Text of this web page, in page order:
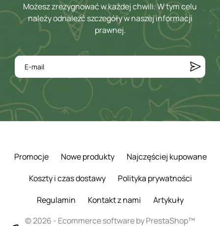
Możesz zrezygnować w każdej chwili. W tym celu
należy odnaleźć szczegóły w naszej informacji
prawnej.
Promocje Nowe produkty
Najczęściej kupowane
Koszty i czas dostawy
Polityka prywatności
Regulamin
Kontakt z nami
Artykuły
© 2026 - Ecommerce software by PrestaShop™